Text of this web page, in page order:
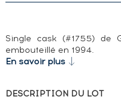
Single cask (#1755) de
embouteillé en 1994.
En savoir plus
DESCRIPTION DU LOT